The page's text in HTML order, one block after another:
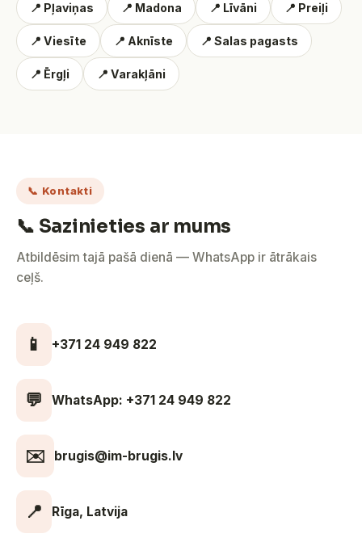
📍 Pļaviņas 📍 Madona 📍 Līvāni 📍 Preiļi
📍 Viesīte 📍 Aknīste 📍 Salas pagasts
📍 Ērgļi 📍 Varakļāni
📞 Kontakti
📞 Sazinieties ar mums
Atbildēsim tajā pašā dienā — WhatsApp ir ātrākais
ceļš.
📱 +371 24 949 822
💬 WhatsApp: +371 24 949 822
✉️ brugis@im-brugis.lv
📍 Rīga, Latvija